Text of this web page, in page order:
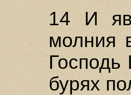
14 И
молния
Господь
бурях